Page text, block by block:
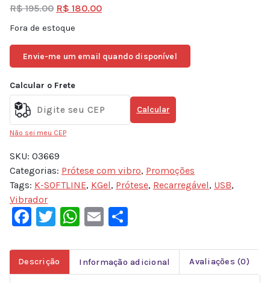
R$195.00 R$ 180.00
Fora de estoque
Envie-me um email quando disponível
Calcular o Frete
Calcular
Não sei meu CEP
SKU: 03669
Categorias: Prótese com vibro, Promoções
Tags: K-SOFTLINE, KGel, Prótese, Recarregável, USB,
Vibrador
Facebook
Twitter
WhatsApp
Email
Descrição Informação adicional Avaliações (0)